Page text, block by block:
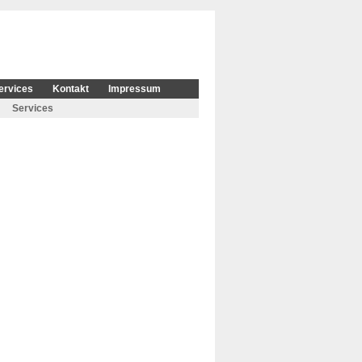
Kontakt
Impressum
Services